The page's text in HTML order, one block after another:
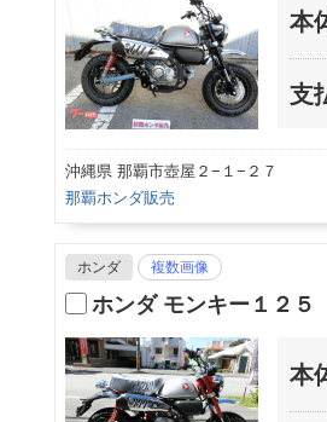
本
支
沖縄県 那覇市壺屋２−１−２７
那覇ホンダ販売
ホンダ 複数画像
ホンダ モンキー１２５
本